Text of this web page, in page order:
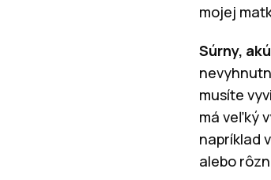
mojej
Súrny,
musíte
má veľký
napríklad
alebo